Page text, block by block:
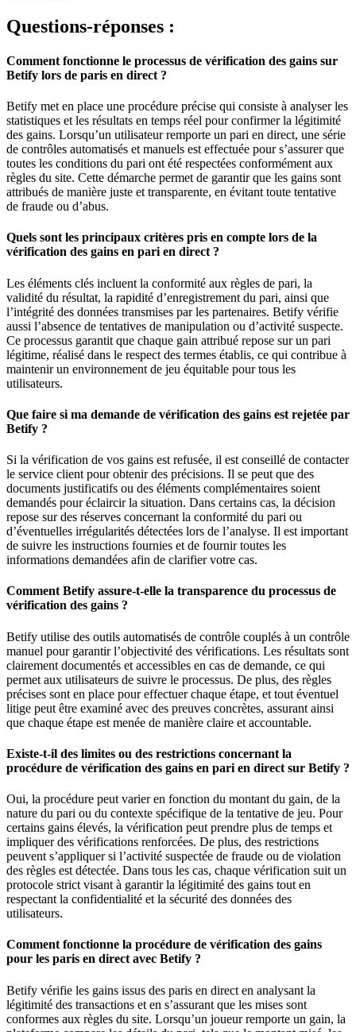
Questions-réponses :
Comment fonctionne le processus de vérification des gains sur
Betify lors de paris en direct ?
Betify met en place une procédure précise qui consiste à analyser les
statistiques et les résultats en temps réel pour confirmer la légitimité
des gains. Lorsqu’un utilisateur remporte un pari en direct, une série
de contrôles automatisés et manuels est effectuée pour s’assurer que
toutes les conditions du pari ont été respectées conformément aux
règles du site. Cette démarche permet de garantir que les gains sont
attribués de manière juste et transparente, en évitant toute tentative
de fraude ou d’abus.
Quels sont les principaux critères pris en compte lors de la
vérification des gains en pari en direct ?
Les éléments clés incluent la conformité aux règles de pari, la
validité du résultat, la rapidité d’enregistrement du pari, ainsi que
l’intégrité des données transmises par les partenaires. Betify vérifie
aussi l’absence de tentatives de manipulation ou d’activité suspecte.
Ce processus garantit que chaque gain attribué repose sur un pari
légitime, réalisé dans le respect des termes établis, ce qui contribue à
maintenir un environnement de jeu équitable pour tous les
utilisateurs.
Que faire si ma demande de vérification des gains est rejetée par
Betify ?
Si la vérification de vos gains est refusée, il est conseillé de contacter
le service client pour obtenir des précisions. Il se peut que des
documents justificatifs ou des éléments complémentaires soient
demandés pour éclaircir la situation. Dans certains cas, la décision
repose sur des réserves concernant la conformité du pari ou
d’éventuelles irrégularités détectées lors de l’analyse. Il est important
de suivre les instructions fournies et de fournir toutes les
informations demandées afin de clarifier votre cas.
Comment Betify assure-t-elle la transparence du processus de
vérification des gains ?
Betify utilise des outils automatisés de contrôle couplés à un contrôle
manuel pour garantir l’objectivité des vérifications. Les résultats sont
clairement documentés et accessibles en cas de demande, ce qui
permet aux utilisateurs de suivre le processus. De plus, des règles
précises sont en place pour effectuer chaque étape, et tout éventuel
litige peut être examiné avec des preuves concrètes, assurant ainsi
que chaque étape est menée de manière claire et accountable.
Existe-t-il des limites ou des restrictions concernant la
procédure de vérification des gains en pari en direct sur Betify ?
Oui, la procédure peut varier en fonction du montant du gain, de la
nature du pari ou du contexte spécifique de la tentative de jeu. Pour
certains gains élevés, la vérification peut prendre plus de temps et
impliquer des vérifications renforcées. De plus, des restrictions
peuvent s’appliquer si l’activité suspectée de fraude ou de violation
des règles est détectée. Dans tous les cas, chaque vérification suit un
protocole strict visant à garantir la légitimité des gains tout en
respectant la confidentialité et la sécurité des données des
utilisateurs.
Comment fonctionne la procédure de vérification des gains
pour les paris en direct avec Betify ?
Betify vérifie les gains issus des paris en direct en analysant la
légitimité des transactions et en s’assurant que les mises sont
conformes aux règles du site. Lorsqu’un joueur remporte un gain, la